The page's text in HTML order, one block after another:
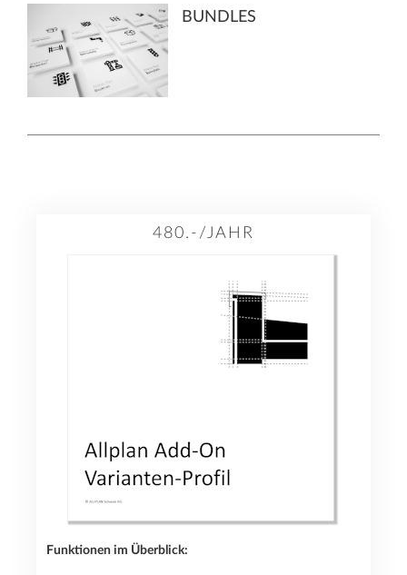
BUNDLES
480.-/JAHR
Funktionen im Überblick: